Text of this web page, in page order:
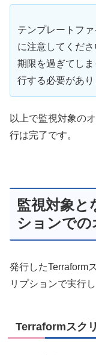
テンプレートフ
に注意してくださ
期限を過ぎてし
行する必要があり
以上で監視対象の
行は完了です。
監視対象
ションで
発行したTerraform
リプションで実行
Terraformスク